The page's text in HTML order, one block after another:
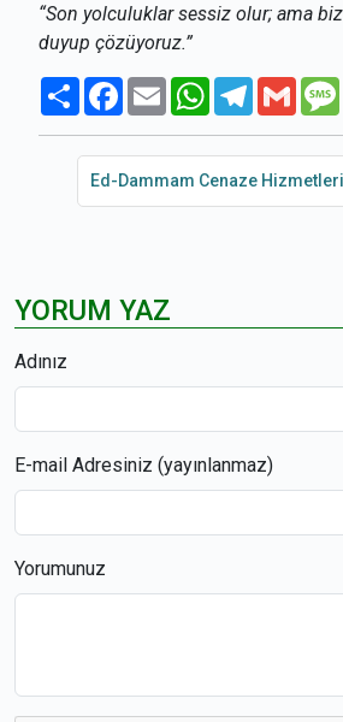
“Son yolculuklar sessiz olur; ama
duyup çözüyoruz.”
PaylaşFacebook
Email WhatsAppTelegram
Gmail
Ed-Dammam Cenaze Hizmetleri
YORUM YAZ
Adınız
E-mail Adresiniz (yayınlanmaz)
Yorumunuz